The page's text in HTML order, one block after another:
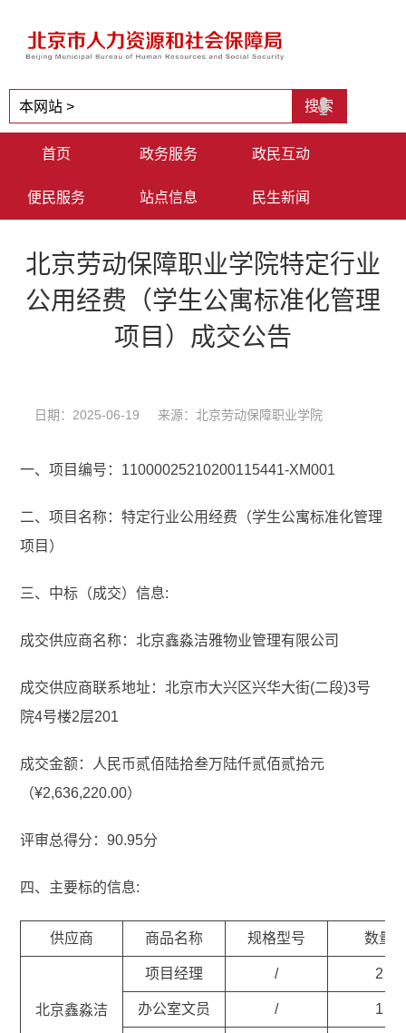
首页 政务服务 政民互动
便民服务 站点信息 民生新闻
北京劳动保障职业学院特定行业
公用经费（学生公寓标准化管理
项目）成交公告
日期：2025-06-19 来源：北京劳动保障职业学院
一、项目编号：11000025210200115441-XM001
二、项目名称：特定行业公用经费（学生公寓标准化管理
项目）
三、中标（成交）信息:
成交供应商名称：北京鑫淼洁雅物业管理有限公司
成交供应商联系地址：北京市大兴区兴华大街(二段)3号
院4号楼2层201
成交金额：人民币贰佰陆拾叁万陆仟贰佰贰拾元
（¥2,636,220.00）
评审总得分：90.95分
四、主要标的信息:
供应商 商品名称 规格型号 数量
北京鑫淼洁
项目经理 / 2
办公室文员 / 1